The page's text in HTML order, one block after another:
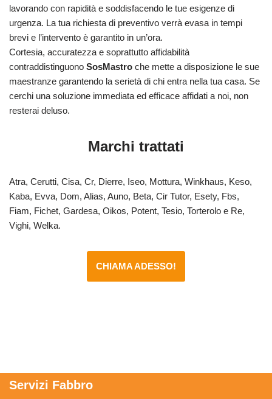
lavorando con rapidità e soddisfacendo le tue esigenze di
urgenza. La tua richiesta di preventivo verrà evasa in tempi
brevi e l’intervento è garantito in un’ora.
Cortesia, accuratezza e soprattutto affidabilità
contraddistinguono SosMastro che mette a disposizione le sue
maestranze garantendo la serietà di chi entra nella tua casa. Se
cerchi una soluzione immediata ed efficace affidati a noi, non
resterai deluso.
Marchi trattati
Atra, Cerutti, Cisa, Cr, Dierre, Iseo, Mottura, Winkhaus, Keso,
Kaba, Evva, Dom, Alias, Auno, Beta, Cir Tutor, Esety, Fbs,
Fiam, Fichet, Gardesa, Oikos, Potent, Tesio, Torterolo e Re,
Vighi, Welka.
CHIAMA ADESSO!
Servizi Fabbro